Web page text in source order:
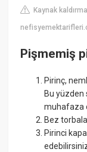
Kaynak
Pişmemiş
Pirinç,
Bu
muhafaza
Bez
Pirinci